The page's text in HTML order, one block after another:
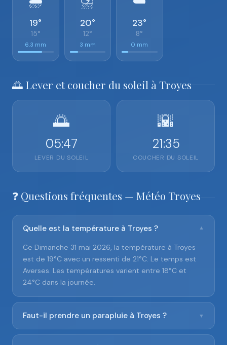
19°
15°
6.3 mm
20°
12°
3 mm
23°
8°
0 mm
🌅 Lever et coucher du soleil à Troyes
🌅
05:47
LEVER DU SOLEIL
🌇
21:35
COUCHER DU SOLEIL
❓ Questions fréquentes — Météo Troyes
Quelle est la température à Troyes ? ▼
Ce Dimanche 31 mai 2026, la température à Troyes
est de 19°C avec un ressenti de 21°C. Le temps est
Averses. Les températures varient entre 18°C et
24°C dans la journée.
Faut-il prendre un parapluie à Troyes ? ▼